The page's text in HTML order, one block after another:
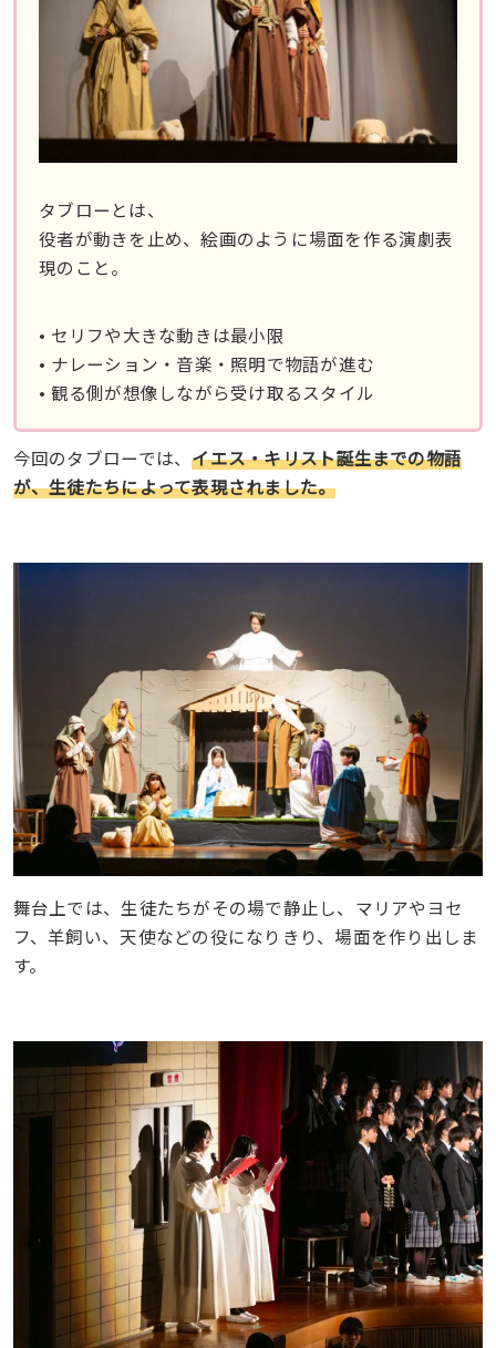
タブローとは、
役者が動きを止め、絵画のように場面を作る演劇表
現のこと。
• セリフや大きな動きは最小限
• ナレーション・音楽・照明で物語が進む
• 観る側が想像しながら受け取るスタイル
今回のタブローでは、イエス・キリスト誕生までの物語
が、生徒たちによって表現されました。
舞台上では、生徒たちがその場で静止し、マリアやヨセ
フ、羊飼い、天使などの役になりきり、場面を作り出しま
す。